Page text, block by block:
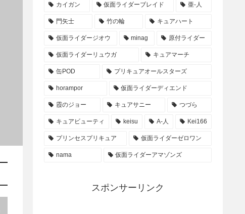
カイガン 仮面ライダーブレイド 亜-人
門矢士 竹の輪 キュアハート
仮面ライダージオウ minag 原付ライダー
仮面ライダーリュウガ キュアマーチ
缶POD プリキュアオールスターズ
horampor 仮面ライダーディエンド
霞のジョー キュアサニー つづら
キュアビューティ keisu A-人 Kei166
プリンセスプリキュア 仮面ライダーゼロワン
nama 仮面ライダーアマゾンズ
スポンサーリンク